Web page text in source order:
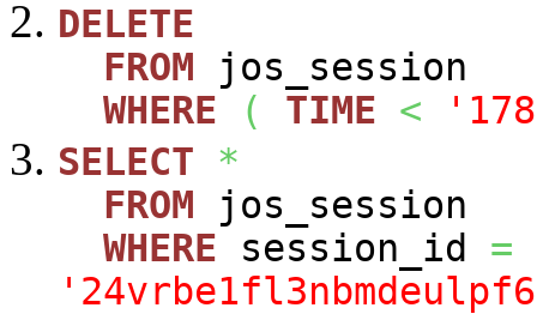
DELETE
FROM jos_session
WHERE
( TIME <
SELECT
*
FROM jos_session
WHERE session_id =